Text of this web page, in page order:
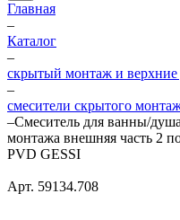
Главная
–
Каталог
–
скрытый монтаж и
–
смесители скрытого
–Смеситель для ванны/
монтажа внешняя часть 2
PVD GESSI
Арт. 59134.708